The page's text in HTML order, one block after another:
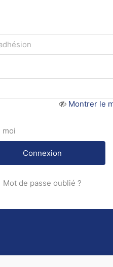
Montrer le
moi
Mot de passe oublié ?